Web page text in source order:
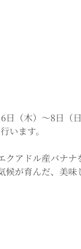
日（木）～8日
います。
クアドル産バナ
が育んだ、美味